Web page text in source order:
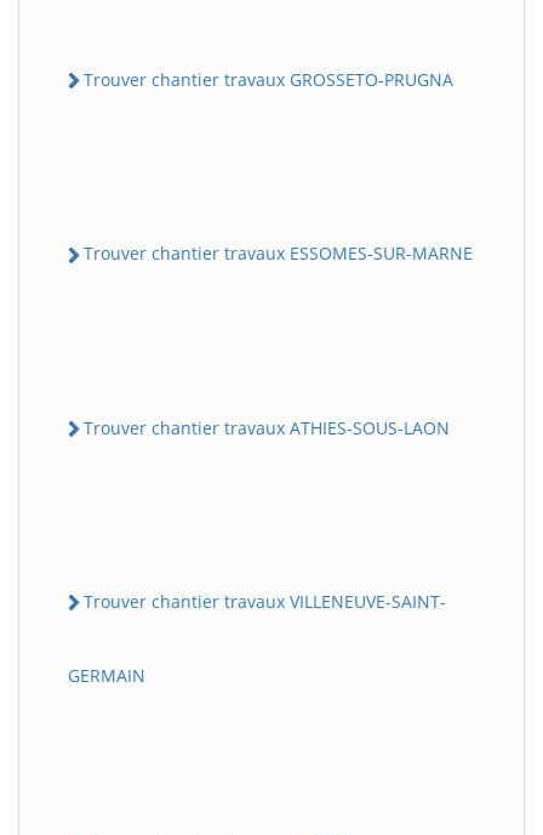
Trouver chantier travaux GROSSETO-PRUGNA
Trouver chantier travaux ESSOMES-SUR-MARNE
Trouver chantier travaux ATHIES-SOUS-LAON
Trouver chantier travaux VILLENEUVE-SAINT-
GERMAIN